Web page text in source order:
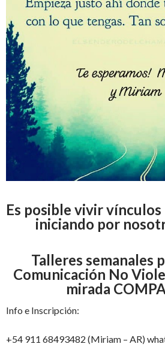
Es posible vivir
iniciando por
Talleres semanales
Comunicación No
mirada
Info e Inscripción:
+54 911 68493482 (Miriam – AR)